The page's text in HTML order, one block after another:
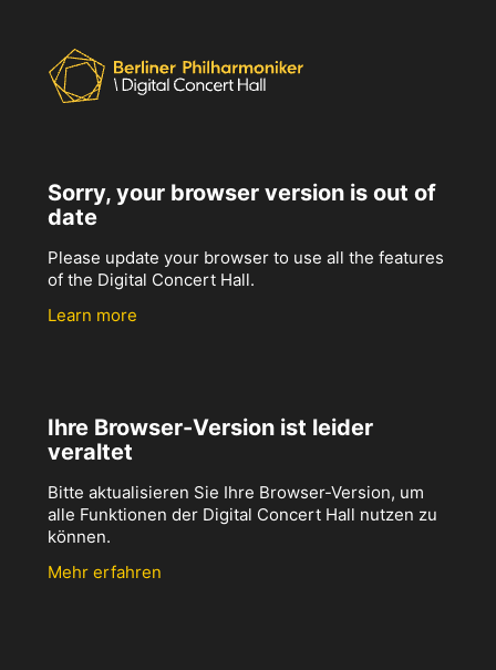
Sorry, your browser version is out of
date
Please update your browser to use all the features
of the Digital Concert Hall.
Learn more
Ihre Browser-Version ist leider
veraltet
Bitte aktualisieren Sie Ihre Browser-Version, um
alle Funktionen der Digital Concert Hall nutzen zu
können.
Mehr erfahren